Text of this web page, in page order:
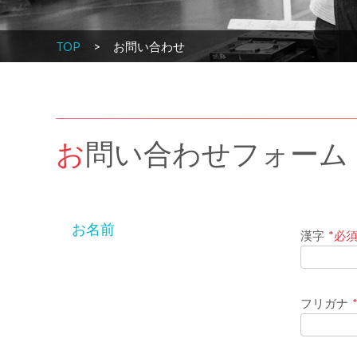
TOP お問い合わせ
お問い合わせフォーム
お名前 漢字 *必須
フリガナ